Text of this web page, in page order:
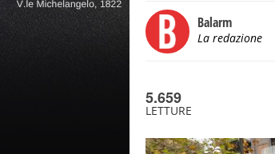
Balarm
La redazione
5.659
LETTURE